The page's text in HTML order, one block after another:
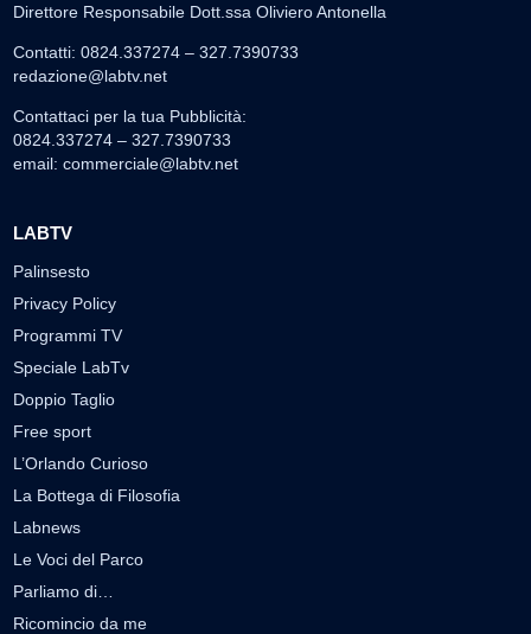
Direttore Responsabile Dott.ssa Oliviero Antonella
Contatti: 0824.337274 – 327.7390733
redazione@labtv.net
Contattaci per la tua Pubblicità:
0824.337274 – 327.7390733
email: commerciale@labtv.net
LABTV
Palinsesto
Privacy Policy
Programmi TV
Speciale LabTv
Doppio Taglio
Free sport
L’Orlando Curioso
La Bottega di Filosofia
Labnews
Le Voci del Parco
Parliamo di…
Ricomincio da me